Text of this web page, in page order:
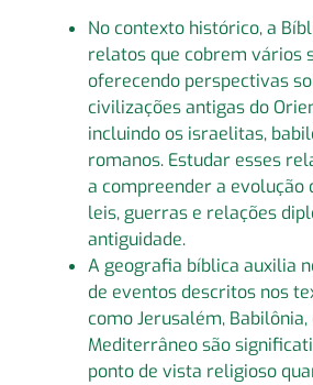
No contexto histórico, a
relatos que cobrem vários
oferecendo perspectivas
civilizações antigas do
incluindo os israelitas,
romanos. Estudar esses
a compreender a evolução
leis, guerras e relações
antiguidade.
A geografia bíblica auxilia
de eventos descritos nos
como Jerusalém, Babilônia,
Mediterrâneo são
ponto de vista religioso